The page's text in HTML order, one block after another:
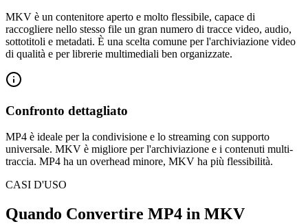
MKV è un contenitore aperto e molto flessibile, capace di
raccogliere nello stesso file un gran numero di tracce video, audio,
sottotitoli e metadati. È una scelta comune per l'archiviazione video
di qualità e per librerie multimediali ben organizzate.
Confronto dettagliato
MP4 è ideale per la condivisione e lo streaming con supporto
universale. MKV è migliore per l'archiviazione e i contenuti multi-
traccia. MP4 ha un overhead minore, MKV ha più flessibilità.
CASI D'USO
Quando Convertire MP4 in MKV